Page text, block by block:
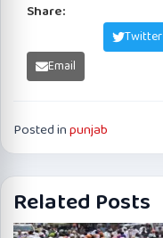
Share:
Twitter
Email
Posted inpunjab
Related Posts